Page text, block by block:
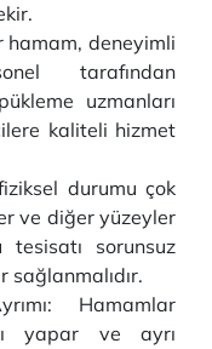
hamam, deneyimli
tarafından
uzmanları
kaliteli hizmet
durumu çok
ve diğer yüzeyler
tesisatı sorunsuz
sağlanmalıdır.
Hamamlar
yapar ve ayrı